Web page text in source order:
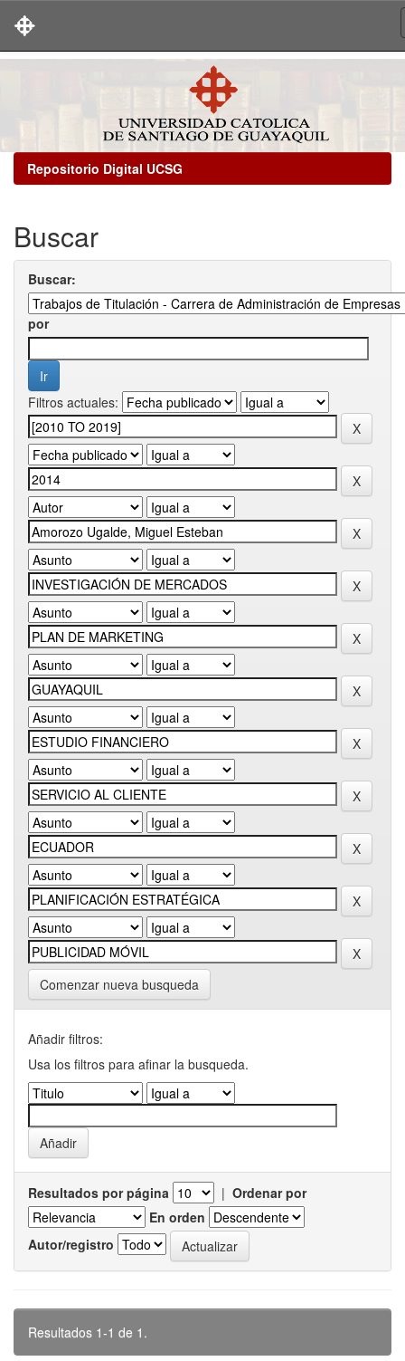
Repositorio Digital UCSG
Buscar
Buscar:
por
Filtros actuales:
Comenzar nueva busqueda
Añadir filtros:
Usa los filtros para afinar la busqueda.
Resultados por página | Ordenar por
En orden
Autor/registro
Resultados 1-1 de 1.